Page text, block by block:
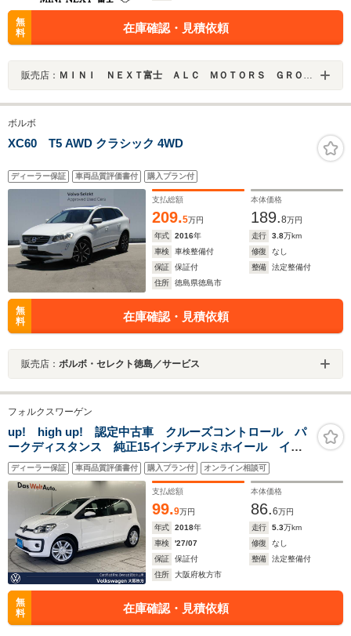
無
料
在庫確認・見積依頼
販売店： ＭＩＮＩ ＮＥＸＴ富士 ＡＬＣ ＭＯＴＯＲＳ ＧＲＯＵＰ
ボルボ
XC60 T5 AWD クラシック 4WD
ディーラー保証 車両品質評価書付 購入プラン付
支払総額
209.5万円
本体価格
189.8万円
年式
2016年 走行 3.8万km
車検
車検整備付 修復
なし
保証
保証付 整備
法定整備付
住所
徳島県徳島市
無
料
在庫確認・見積依頼
販売店： ボルボ・セレクト徳島／サービス
フォルクスワーゲン
up! high up! 認定中古車 クルーズコントロール パ
ークディスタンス 純正15インチアルミホイール イン
テリアアンビエントライト マルチファンクション シ
ートヒーター マニュアルエアコン 革巻きブレーキレ
バー 禁煙車
ディーラー保証 車両品質評価書付 購入プラン付 オンライン相談可
支払総額
99.9万円
本体価格
86.6万円
年式
2018年 走行 5.3万km
車検
'27/07 修復
なし
保証
保証付 整備
法定整備付
住所
大阪府枚方市
無
料
在庫確認・見積依頼